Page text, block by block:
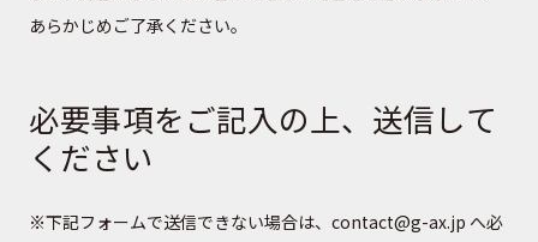
あらかじめご了承ください。
必要事項をご記入の上、送信して
ください
※下記フォームで送信できない場合は、contact@g-ax.jp へ必